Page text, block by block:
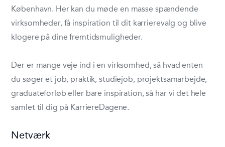
København. Her kan du møde en masse spændende
virksomheder, få inspiration til dit karrierevalg og blive
klogere på dine fremtidsmuligheder.
Der er mange veje ind i en virksomhed, så hvad enten
du søger et job, praktik, studiejob, projektsamarbejde,
graduateforløb eller bare inspiration, så har vi det hele
samlet til dig på KarriereDagene.
Netværk